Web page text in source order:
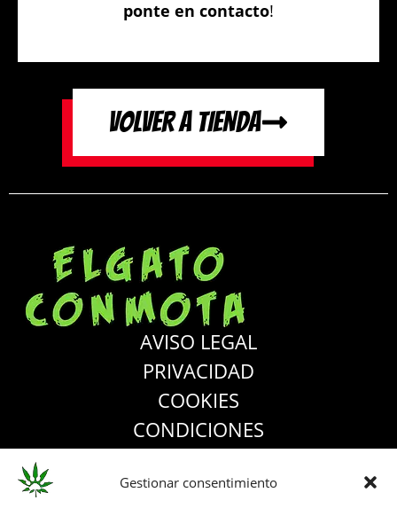
Gestionar consentimiento
ponte en contacto!
VOLVER A TIENDA
AVISO LEGAL
PRIVACIDAD
COOKIES
CONDICIONES